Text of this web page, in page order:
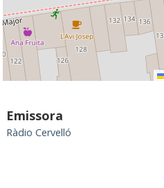
Emissora
Ràdio Cervelló